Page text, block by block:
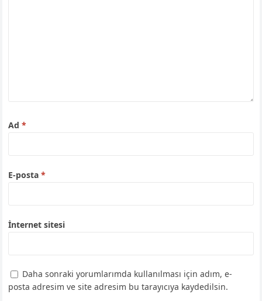
Ad*
E-posta*
İnternet sitesi
Daha sonraki yorumlarımda kullanılması için adım, e-
posta adresim ve site adresim bu tarayıcıya kaydedilsin.